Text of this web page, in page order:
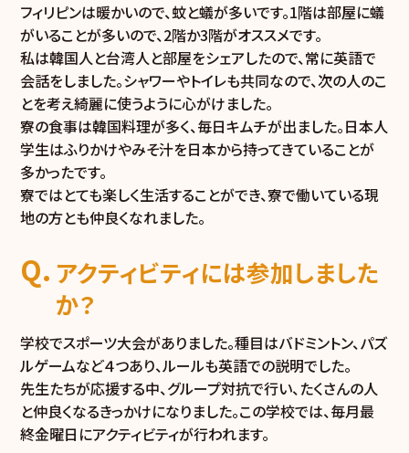
フィリピンは暖かいので、蚊と蟻が多いです。1階は部屋に蟻
がいることが多いので、2階か3階がオススメです。
私は韓国人と台湾人と部屋をシェアしたので、常に英語で
会話をしました。シャワーやトイレも共同なので、次の人のこ
とを考え綺麗に使うように心がけました。
寮の食事は韓国料理が多く、毎日キムチが出ました。日本人
学生はふりかけやみそ汁を日本から持ってきていることが
多かったです。
寮ではとても楽しく生活することができ、寮で働いている現
地の方とも仲良くなれました。
アクティビティには参加しました
か？
学校でスポーツ大会がありました。種目はバドミントン、パズ
ルゲームなど４つあり、ルールも英語での説明でした。
先生たちが応援する中、グループ対抗で行い、たくさんの人
と仲良くなるきっかけになりました。この学校では、毎月最
終金曜日にアクティビティが行われます。